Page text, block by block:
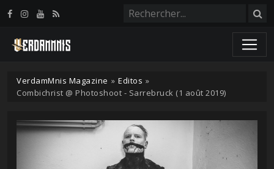
VerdamMnis Magazine » Editos »
Combichrist @ Photoshoot - Sarrebruck (1 août 2019)
Panneau de gestion des cookies